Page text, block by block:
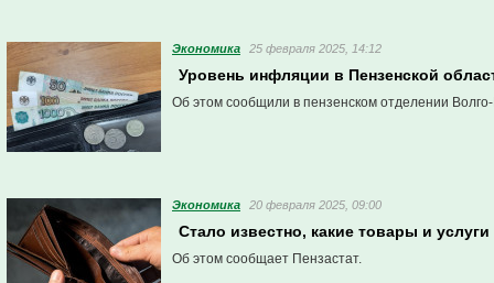
Экономика 25 февраля 2025, 14:12
Уровень инфляции в Пензенской
Об этом сообщили в пензенском отделении
Экономика 20 февраля 2025, 09:00
Стало известно, какие товары и
Об этом сообщает Пензастат.